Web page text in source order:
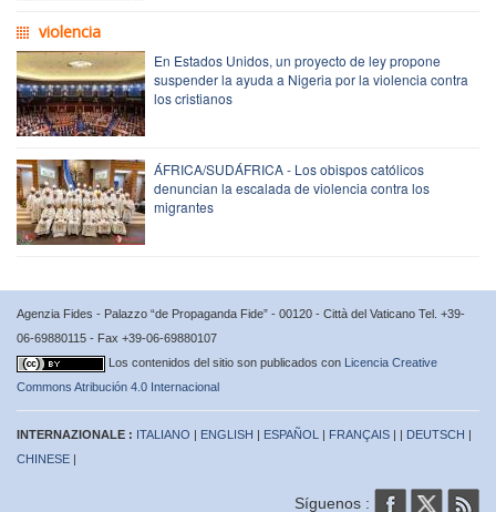
violencia
En Estados Unidos, un proyecto de ley propone
suspender la ayuda a Nigeria por la violencia contra
los cristianos
ÁFRICA/SUDÁFRICA - Los obispos católicos
denuncian la escalada de violencia contra los
migrantes
Agenzia Fides - Palazzo “de Propaganda Fide” - 00120 - Città del Vaticano Tel. +39-
06-69880115 - Fax +39-06-69880107
Los contenidos del sitio son publicados con Licencia Creative
Commons Atribución 4.0 Internacional
INTERNAZIONALE : ITALIANO | ENGLISH | ESPAÑOL | FRANÇAIS | | DEUTSCH |
CHINESE |
Síguenos :